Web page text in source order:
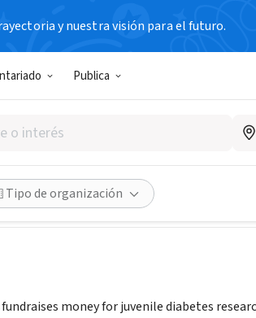
y nuestra visión para el futuro.
Publica
Tipo de organización
Diabetes
Compartir
money for juvenile diabetes